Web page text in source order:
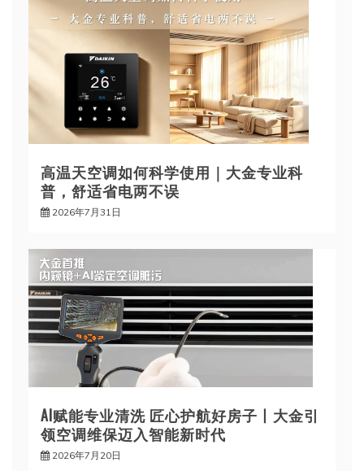
高温天空调如何科学使用｜大金专业科
普，舒适省电两不误
2026年7月31日
AI赋能专业清洗 匠心护航好房子丨大金引
领空调维保迈入智能新时代
2026年7月20日